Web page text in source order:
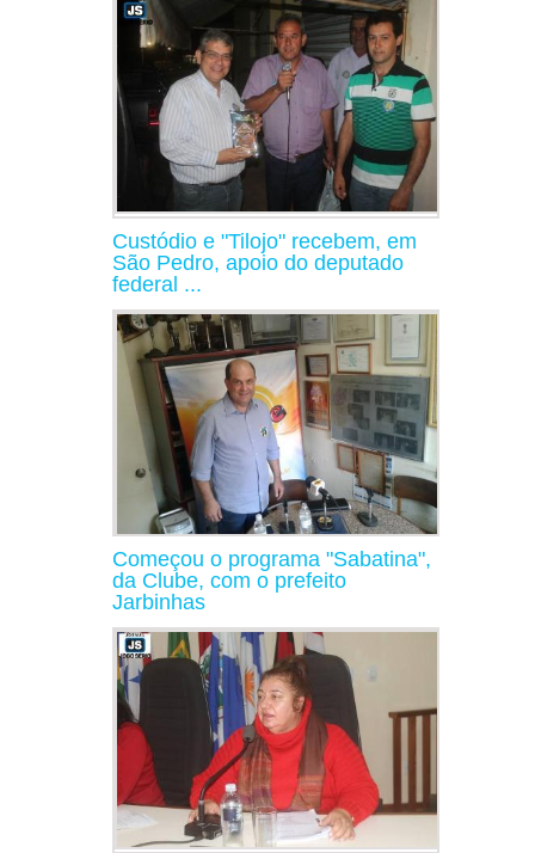
Custódio e "Tilojo" recebem, em
São Pedro, apoio do deputado
federal ...
Começou o programa "Sabatina",
da Clube, com o prefeito
Jarbinhas